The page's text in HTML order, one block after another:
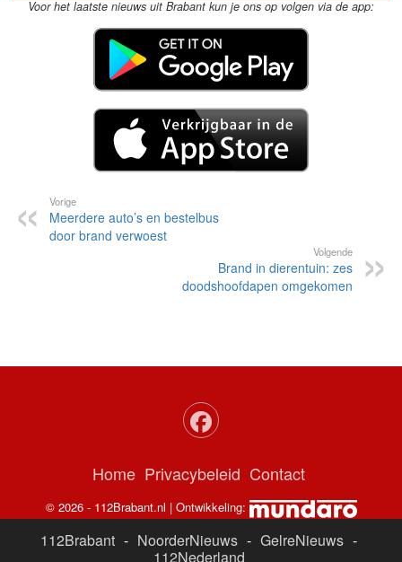
Voor het laatste nieuws uit Brabant kun je ons op volgen via de app:
Vorige
Meerdere auto’s en bestelbus
door brand verwoest
Volgende
Brand in dierentuin: zes
doodshoofdapen omgekomen
Home Privacybeleid Contact
© 2026 - 112Brabant.nl | Ontwikkeling:
112Brabant - NoorderNieuws - GelreNieuws -
112Nederland